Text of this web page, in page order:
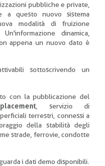
pubbliche e private,
a questo nuovo sistema
modalità di fruizione
dinamica,
appena un nuovo dato è
sottoscrivendo un
con la pubblicazione del
, servizio di
terrestri, connessi a
della stabilità degli
strade, ferrovie, condotte
i dati demo disponibili.